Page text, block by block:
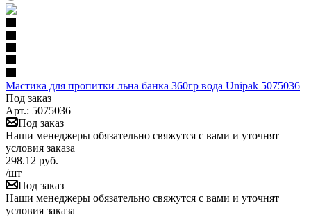
Мастика для пропитки льна банка 360гр вода Unipak 5075036
Под заказ
Арт.: 5075036
Под заказ
Наши менеджеры обязательно свяжутся с вами и уточнят
условия заказа
298.12 руб.
/шт
Под заказ
Наши менеджеры обязательно свяжутся с вами и уточнят
условия заказа